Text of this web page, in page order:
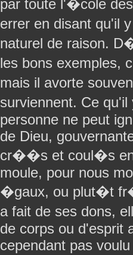
par toute l'�cole
errer en disant qu'il
naturel de raison.
les bons exemples,
mais il avorte
surviennent. Ce
personne ne peut
de Dieu,
cr��s et coul�s en
moule, pour nous
�gaux, ou plut�t
a fait de ses dons,
de corps ou d'esprit
cependant pas